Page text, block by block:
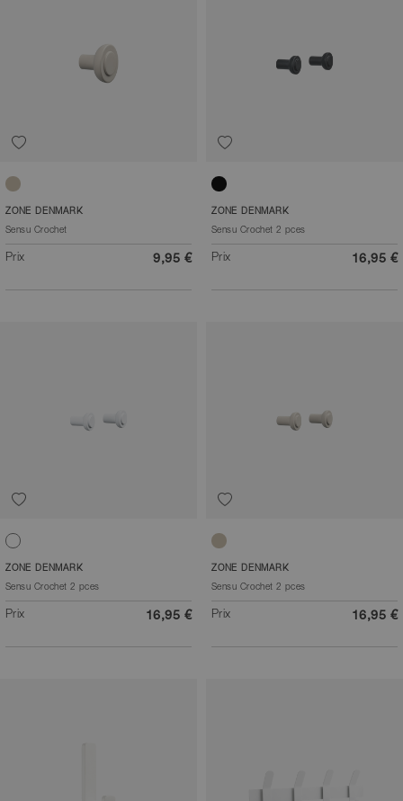
Sable
ZONE DENMARK
Sensu Crochet
Prix 9,95 €
Noir
ZONE DENMARK
Sensu Crochet 2 pces
Prix 16,95 €
Blanc
ZONE DENMARK
Sensu Crochet 2 pces
Prix 16,95 €
Sable
ZONE DENMARK
Sensu Crochet 2 pces
Prix 16,95 €